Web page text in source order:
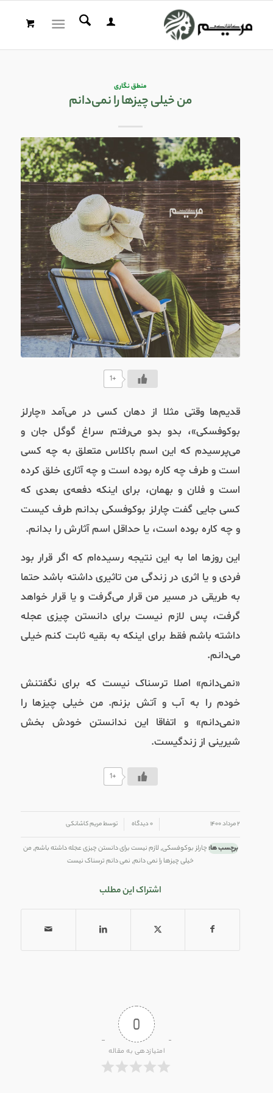
منطق نگاری
من خیلی چیزها را نمی‌دانم
+1
قدیم‌ها وقتی مثلا از دهان کسی در می‌آمد «چارلز
بوکوفسکی»، بدو بدو می‌رفتم سراغ گوگل جان و
می‌پرسیدم که این اسم باکلاس متعلق به چه کسی
است و طرف چه کاره بوده است و چه آثاری خلق کرده
است و فلان و بهمان، برای اینکه دفعه‌ی بعدی که
کسی جایی گفت چارلز بوکوفسکی بدانم طرف کیست
و چه کاره بوده است، یا حداقل اسم آثارش را بدانم.
این روزها اما به این نتیجه رسیده‌ام که اگر قرار بود
فردی و یا اثری در زندگی من تاثیری داشته باشد حتما
به طریقی در مسیر من قرار می‌گرفت و یا قرار خواهد
گرفت، پس لازم نیست برای دانستن چیزی عجله
داشته باشم فقط برای اینکه به بقیه ثابت کنم خیلی
می‌دانم.
«نمی‌دانم» اصلا ترسناک نیست که برای نگفتنش
خودم را به آب و آتش بزنم. من خیلی چیزها را
«نمی‌دانم» و اتفاقا این ندانستن خودش بخش
شیرینی از زندگیست.
+1
۲ مرداد ۱۴۰۰ ۰ دیدگاه توسطمریم کاشانکی
برچسب ها:چارلز بوکوفسکی, لازم نیست برای دانستن چیزی عجله داشته باشم, من
خیلی چیزها را نمی دانم, نمی دانم ترسناک نیست
اشتراک این مطلب
0
امتیازدهی به مقاله